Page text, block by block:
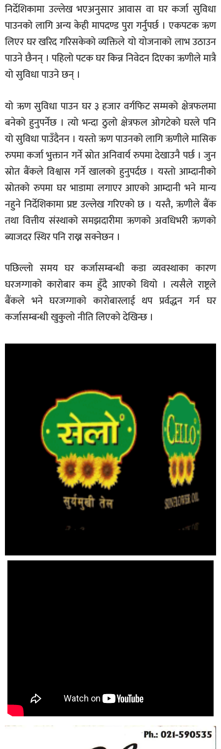
निर्देशिकामा उल्लेख भएअनुसार आवास वा घर कर्जा सुविधा
पाउनको लागि अन्य केही मापदण्ड पुरा गर्नुपर्छ । एकपटक ऋण
लिएर घर खरिद गरिसकेको व्यक्तिले यो योजनाको लाभ उठाउन
पाउने छैनन् । पहिलो पटक घर किन्न निवेदन दिएका ऋणीले मात्रै
यो सुविधा पाउने छन् ।
यो ऋण सुविधा पाउन घर ३ हजार वर्गफिट सम्मको क्षेत्रफलमा
बनेको हुनुपर्नेछ । त्यो भन्दा ठुलो क्षेत्रफल ओगटेको घरले पनि
यो सुविधा पाउँदैनन । यस्तो ऋण पाउनको लागि ऋणीले मासिक
रुपमा कर्जा भुक्तान गर्ने स्रोत अनिवार्य रुपमा देखाउनै पर्छ । जुन
स्रोत बैंकले विश्वास गर्ने खालको हुनुपर्दछ । यस्तो आम्दानीको
स्रोतको रुपमा घर भाडामा लगाएर आएको आम्दानी भने मान्य
नहुने निर्देशिकामा प्रष्ट उल्लेख गरिएको छ । यस्तै, ऋणीले बैंक
तथा वित्तीय संस्थाको समझदारीमा ऋणको अवधिभरी ऋणको
ब्याजदर स्थिर पनि राख्न सक्नेछन ।
पछिल्लो समय घर कर्जासम्बन्धी कडा व्यवस्थाका कारण
घरजग्गाको कारोबार कम हुँदै आएको थियो । त्यसैले राष्ट्रले
बैंकले भने घरजग्गाको कारोबारलाई थप प्रर्वद्धन गर्न घर
कर्जासम्बन्धी खुकुलो नीति लिएको देखिन्छ ।